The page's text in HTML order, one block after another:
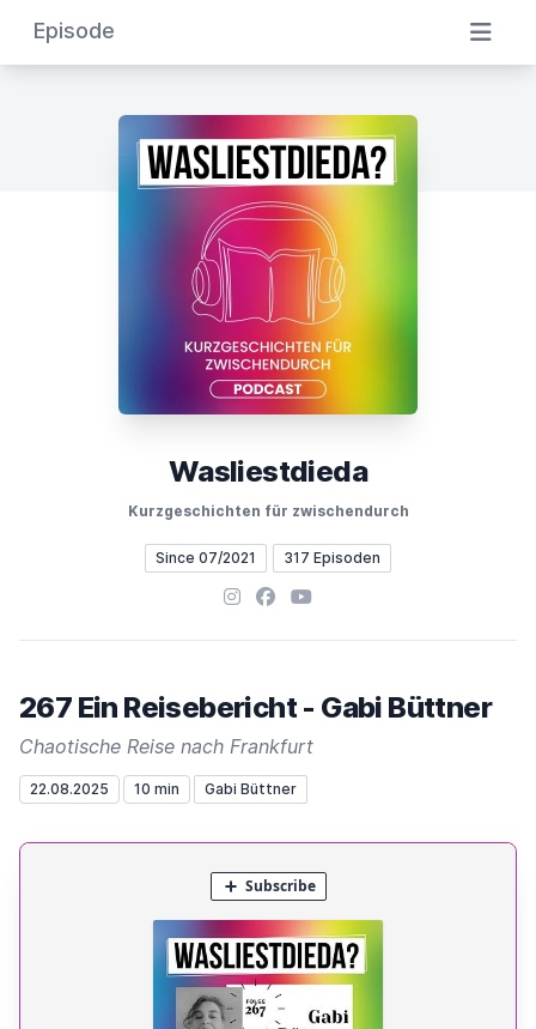
Episode
Wasliestdieda
Kurzgeschichten für zwischendurch
Since 07/2021 317 Episoden
Instagram
Facebook
YouTube
267 Ein Reisebericht - Gabi Büttner
Chaotische Reise nach Frankfurt
22.08.2025 10 min Gabi Büttner